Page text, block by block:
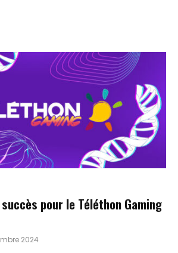
pour le Téléthon Gaming
2024